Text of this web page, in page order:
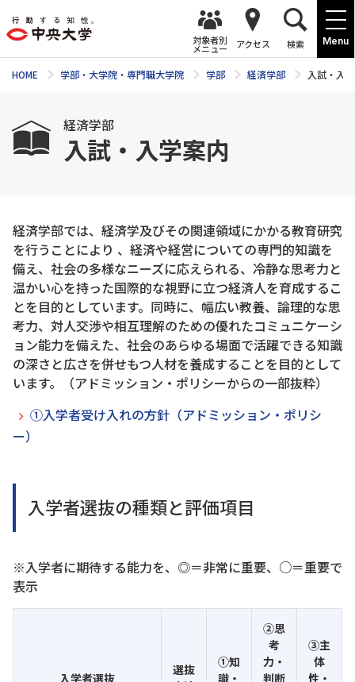
Menu
対象者別
メニュー アクセス 検索
HOME 学部・大学院・専門職大学院 学部 経済学部 入試・入
経済学部
入試・入学案内
経済学部では、経済学及びその関連領域にかかる教育研究
を行うことにより 、経済や経営についての専門的知識を
備え、社会の多様なニーズに応えられる、冷静な思考力と
温かい心を持った国際的な視野に立つ経済人を育成するこ
とを目的としています。同時に、幅広い教養、論理的な思
考力、対人交渉や相互理解のための優れたコミュニケーシ
ョン能力を備えた、社会のあらゆる場面で活躍できる知識
の深さと広さを併せもつ人材を養成することを目的として
います。（アドミッション・ポリシーからの一部抜粋）
①入学者受け入れの方針（アドミッション・ポリシ
ー）
入学者選抜の種類と評価項目
※入学者に期待する能力を、◎＝非常に重要、○＝重要で
表示
入学者選抜
選抜
①知
識・
②思
考
力・
判断
③主
体
性・